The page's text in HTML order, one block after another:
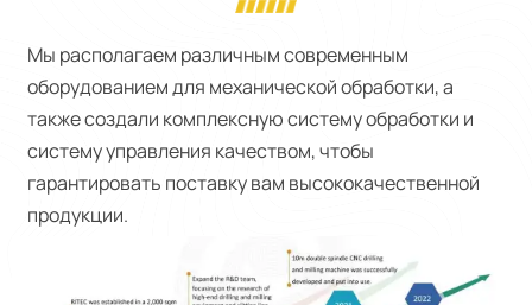
Мы располагаем различным современным
оборудованием для механической обработки, а
также создали комплексную систему обработки и
систему управления качеством, чтобы
гарантировать поставку вам высококачественной
продукции.